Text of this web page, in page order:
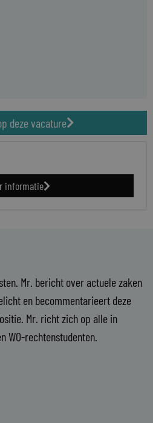
deze vacature
informatie
Mr. bericht over actuele zaken
en becommentarieert deze
Mr. richt zich op alle in
WO-rechtenstudenten.